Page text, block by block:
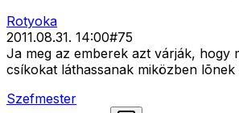
Rotyoka
2011.08.31. 14:00#75
Ja meg az emberek azt várják, hogy
csíkokat láthassanak miközben lõnek
Szefmester